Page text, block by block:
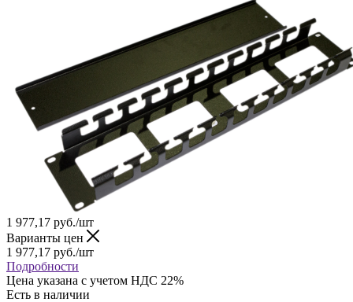
1 977,17 руб./шт
Варианты цен
1 977,17 руб./шт
Подробности
Цена указана с учетом НДС 22%
Есть в наличии